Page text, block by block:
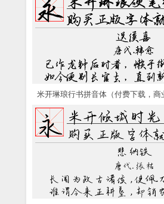
米开琳琅行书拼音体（付费下载，商